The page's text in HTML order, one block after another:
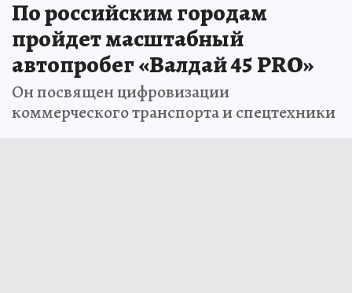
По российским городам
пройдет масштабный
автопробег «Валдай 45 PRO»
Он посвящен цифровизации
коммерческого транспорта и спецтехники